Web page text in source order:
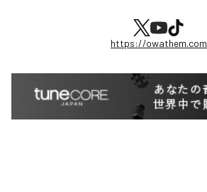
https://owathem.com